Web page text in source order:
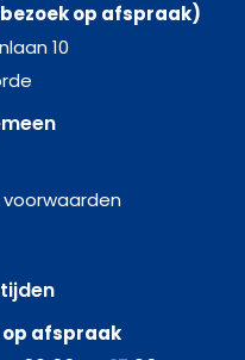
op afspraak)
10
op afspraak